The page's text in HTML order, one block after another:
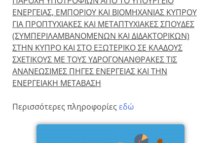
ΕΝΕΡΓΕΙΑΣ, ΕΜΠΟΡΙΟΥ ΚΑΙ ΒΙΟΜΗΧΑΝΙΑΣ ΚΥΠΡΟΥ
ΓΙΑ ΠΡΟΠΤΥΧΙΑΚΕΣ ΚΑΙ ΜΕΤΑΠΤΥΧΙΑΚΕΣ ΣΠΟΥΔΕΣ
(ΣΥΜΠΕΡΙΛΑΜΒΑΝΟΜΕΝΩΝ ΚΑΙ ΔΙΔΑΚΤΟΡΙΚΩΝ)
ΣΤΗΝ ΚΥΠΡΟ ΚΑΙ ΣΤΟ ΕΞΩΤΕΡΙΚΟ ΣΕ ΚΛΑΔΟΥΣ
ΣΧΕΤΙΚΟΥΣ ΜΕ ΤΟΥΣ ΥΔΡΟΓΟΝΑΝΘΡΑΚΕΣ ΤΙΣ
ΑΝΑΝΕΩΣΙΜΕΣ ΠΗΓΕΣ ΕΝΕΡΓΕΙΑΣ ΚΑΙ ΤΗN
ΕΝΕΡΓΕΙΑΚΗ ΜΕΤΑΒΑΣΗ
Περισσότερες πληροφορίες εδώ